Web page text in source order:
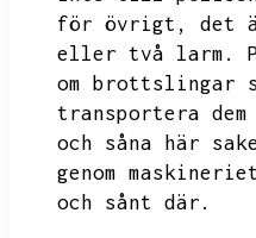
för övrigt,
det
eller två larm.
om brottslingar
transportera
och såna här
genom
och sånt där.